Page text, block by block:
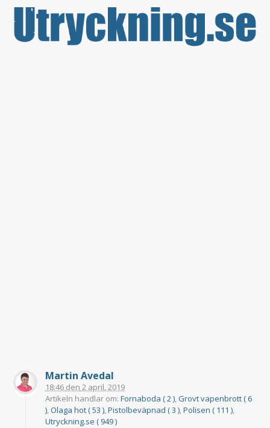
Martin Avedal
18:46 den 2 april, 2019
Artikeln handlar om:Fornaboda ( 2 ),Grovt vapenbrott ( 6
),Olaga hot ( 53 ),Pistolbeväpnad ( 3 ),Polisen ( 111 ),
Utryckning.se ( 949 )